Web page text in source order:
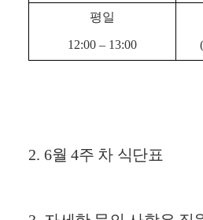
평일
12:00 – 13:00 (
2. 6월4주 차 식단표